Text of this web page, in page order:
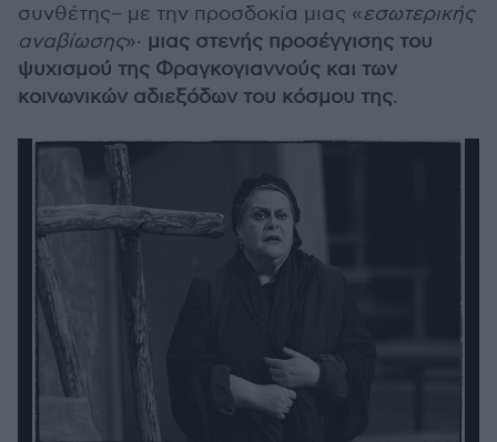
συνθέτης– με την προσδοκία μιας «εσωτερικής
αναβίωσης»· μιας στενής προσέγγισης του
ψυχισμού της Φραγκογιαννούς και των
κοινωνικών αδιεξόδων του κόσμου της.